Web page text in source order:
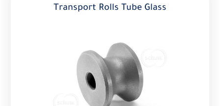
Transport Rolls Tube Glass